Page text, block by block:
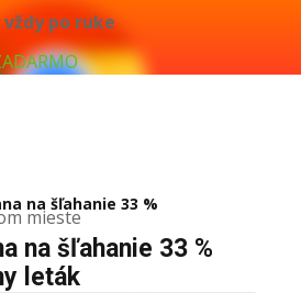
po ruke
mieste
na šľahanie 33 %
na šľahanie 33 %
leták